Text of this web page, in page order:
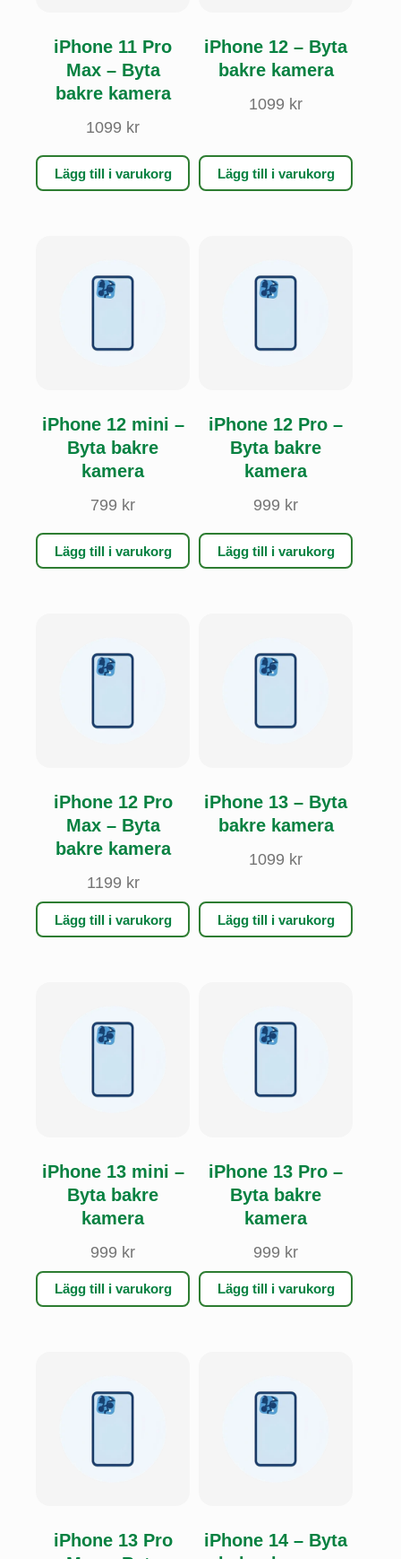
iPhone 11 Pro
Max – Byta
bakre kamera
1099 kr
Lägg till i varukorg
iPhone 12 – Byta
bakre kamera
1099 kr
Lägg till i varukorg
iPhone 12 mini –
Byta bakre
kamera
799 kr
Lägg till i varukorg
iPhone 12 Pro –
Byta bakre
kamera
999 kr
Lägg till i varukorg
iPhone 12 Pro
Max – Byta
bakre kamera
1199 kr
Lägg till i varukorg
iPhone 13 – Byta
bakre kamera
1099 kr
Lägg till i varukorg
iPhone 13 mini –
Byta bakre
kamera
999 kr
Lägg till i varukorg
iPhone 13 Pro –
Byta bakre
kamera
999 kr
Lägg till i varukorg
iPhone 13 Pro
iPhone 14 – Byta